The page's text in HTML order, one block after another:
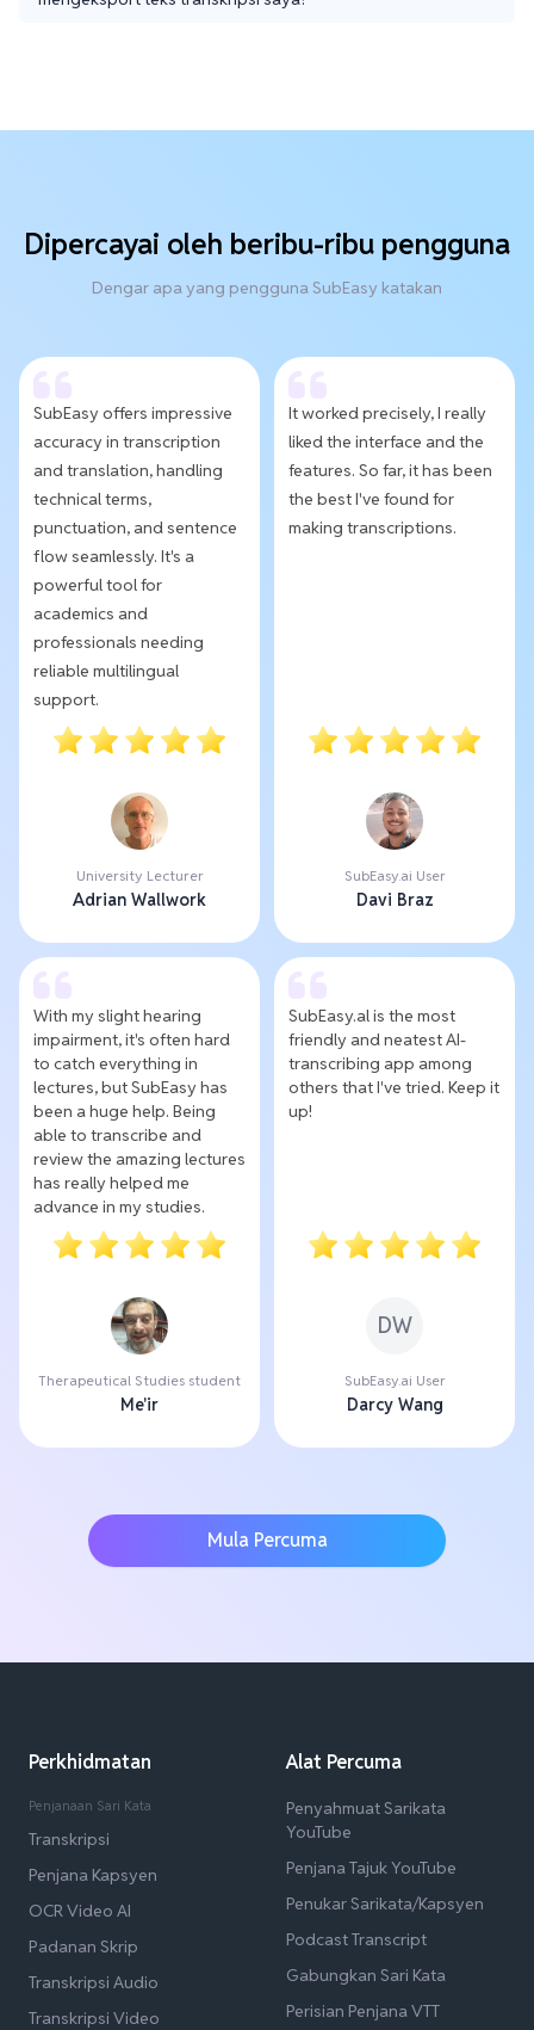
Dipercayai oleh beribu-ribu pengguna
Dengar apa yang pengguna SubEasy katakan
SubEasy offers impressive
accuracy in transcription
and translation, handling
technical terms,
punctuation, and sentence
flow seamlessly. It's a
powerful tool for
academics and
professionals needing
reliable multilingual
support.
University Lecturer
Adrian Wallwork
It worked precisely, I really
liked the interface and the
features. So far, it has been
the best I've found for
making transcriptions.
SubEasy.ai User
Davi Braz
With my slight hearing
impairment, it's often hard
to catch everything in
lectures, but SubEasy has
been a huge help. Being
able to transcribe and
review the amazing lectures
has really helped me
advance in my studies.
Therapeutical Studies student
Me'ir
SubEasy.al is the most
friendly and neatest AI-
transcribing app among
others that I've tried. Keep it
up!
DW
SubEasy.ai User
Darcy Wang
Mula Percuma
Perkhidmatan
Penjanaan Sari Kata
Transkripsi
Penjana Kapsyen
OCR Video AI
Padanan Skrip
Transkripsi Audio
Transkripsi Video
Alat Percuma
Penyahmuat Sarikata
YouTube
Penjana Tajuk YouTube
Penukar Sarikata/Kapsyen
Podcast Transcript
Gabungkan Sari Kata
Perisian Penjana VTT